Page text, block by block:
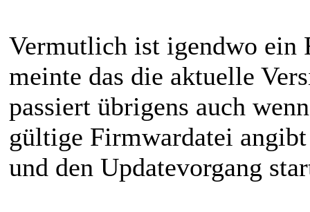
Vermutlich ist igendwo ein
meinte das die aktuelle
passiert übrigens auch
gültige Firmwardatei
und den Updatevorgang